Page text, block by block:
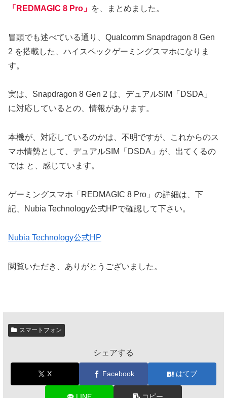
「REDMAGIC 8 Pro」 を、まとめました。
冒頭でも述べている通り、Qualcomm Snapdragon 8 Gen
2 を搭載した、ハイスペックゲーミングスマホになりま
す。
実は、Snapdragon 8 Gen 2 は、デュアルSIM「DSDA」
に対応しているとの、情報があります。
本機が、対応しているのかは、不明ですが、これからのス
マホ情勢として、デュアルSIM「DSDA」が、出てくるの
では と、感じています。
ゲーミングスマホ「REDMAGIC 8 Pro」の詳細は、下
記、Nubia Technology公式HPで確認して下さい。
Nubia Technology公式HP
閲覧いただき、ありがとうございました。
スマートフォン
シェアする
X Facebook はてブ